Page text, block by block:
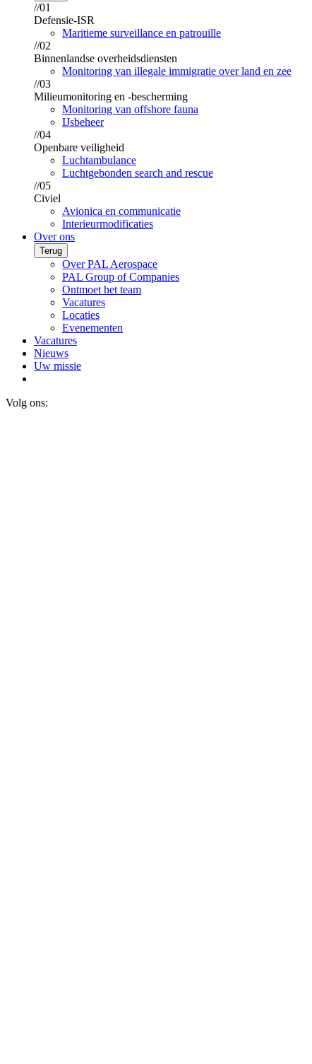
//01
Defensie-ISR
Maritieme surveillance en patrouille
//02
Binnenlandse overheidsdiensten
Monitoring van illegale immigratie over land en zee
//03
Milieumonitoring en -bescherming
Monitoring van offshore fauna
IJsbeheer
//04
Openbare veiligheid
Luchtambulance
Luchtgebonden search and rescue
//05
Civiel
Avionica en communicatie
Interieurmodificaties
Over ons
Terug
Over PAL Aerospace
PAL Group of Companies
Ontmoet het team
Vacatures
Locaties
Evenementen
Vacatures
Nieuws
Uw missie
Volg ons: